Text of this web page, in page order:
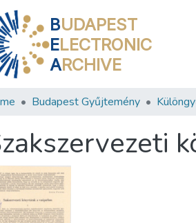
BUDAPEST
ELECTRONIC
ARCHIVE
Budapest Gyűjtemény